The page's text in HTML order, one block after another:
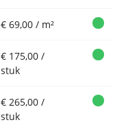
€ 69,00 / m²
€ 175,00 /
stuk
€ 265,00 /
stuk